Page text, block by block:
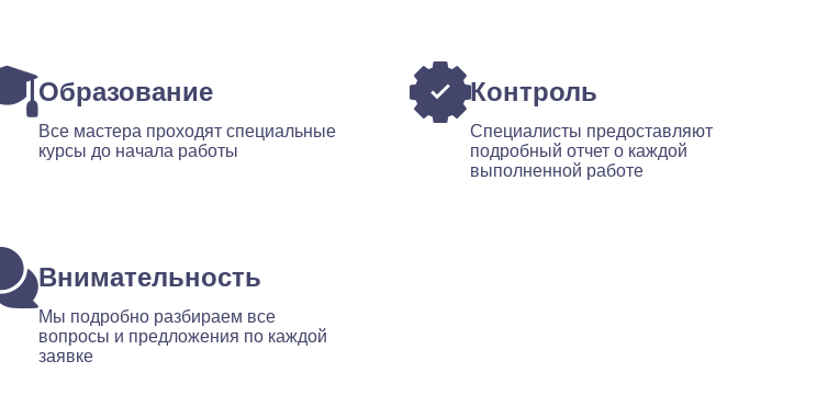
Образование
Все мастера проходят специальные
курсы до начала работы
Контроль
Специалисты предоставляют
подробный отчет о каждой
выполненной работе
Внимательность
Мы подробно разбираем все
вопросы и предложения по каждой
заявке